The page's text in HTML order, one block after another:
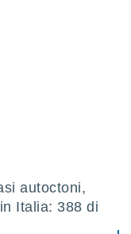
autoctoni,
Italia: 388 di